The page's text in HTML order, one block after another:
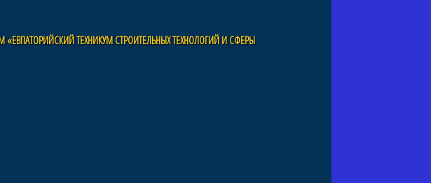
ТЕХНИКУМ СТРОИТЕЛЬНЫХ ТЕХНОЛОГИЙ И СФЕРЫ